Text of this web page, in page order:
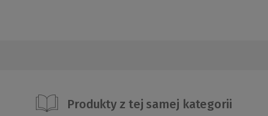
Produkty z tej samej kategorii